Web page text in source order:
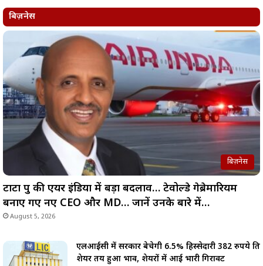
बिज़नेस
बिज़नेस
टाटा ग्रुप की एयर इंडिया में बड़ा बदलाव… टेवोल्डे गेब्रेमारियम
बनाए गए नए CEO और MD… जानें उनके बारे में…
August 5, 2026
एलआईसी में सरकार बेचेगी 6.5% हिस्सेदारी 382 रुपये प्रति
शेयर तय हुआ भाव, शेयरों में आई भारी गिरावट